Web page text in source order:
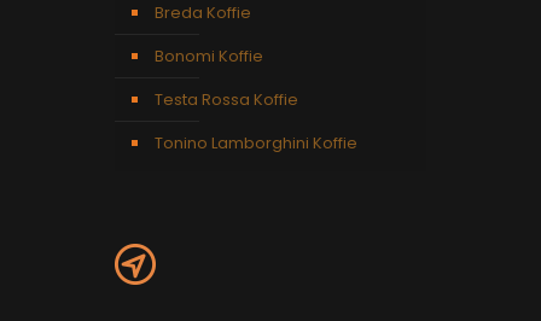
Breda Koffie
Bonomi Koffie
Testa Rossa Koffie
Tonino Lamborghini Koffie